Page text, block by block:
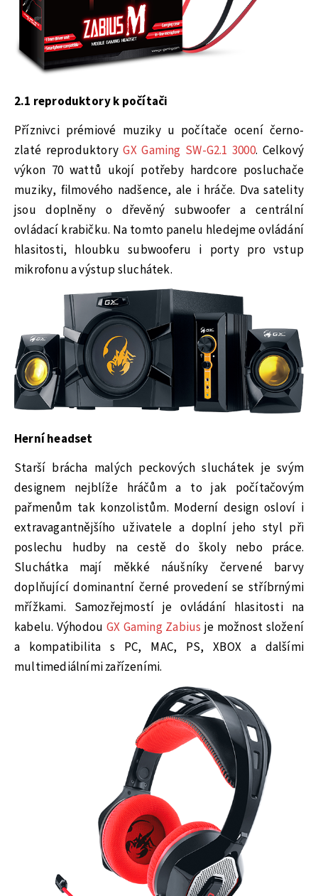
2.1 reproduktory k počítači
Příznivci prémiové muziky u počítače ocení černo-
zlaté reproduktoryGX Gaming SW-G2.1 3000. Celkový
výkon 70 wattů ukojí potřeby hardcore posluchače
muziky, filmového nadšence, ale i hráče. Dva satelity
jsou doplněny o dřevěný subwoofer a centrální
ovládací krabičku. Na tomto panelu hledejme ovládání
hlasitosti, hloubku subwooferu i porty pro vstup
mikrofonu a výstup sluchátek.
Herní headset
Starší brácha malých peckových sluchátek je svým
designem nejblíže hráčům a to jak počítačovým
pařmenům tak konzolistům. Moderní design osloví i
extravagantnějšího uživatele a doplní jeho styl při
poslechu hudby na cestě do školy nebo práce.
Sluchátka mají měkké náušníky červené barvy
doplňující dominantní černé provedení se stříbrnými
mřížkami. Samozřejmostí je ovládání hlasitosti na
kabelu. Výhodou GX Gaming Zabius je možnost složení
a kompatibilita s PC, MAC, PS, XBOX a dalšími
multimediálními zařízeními.